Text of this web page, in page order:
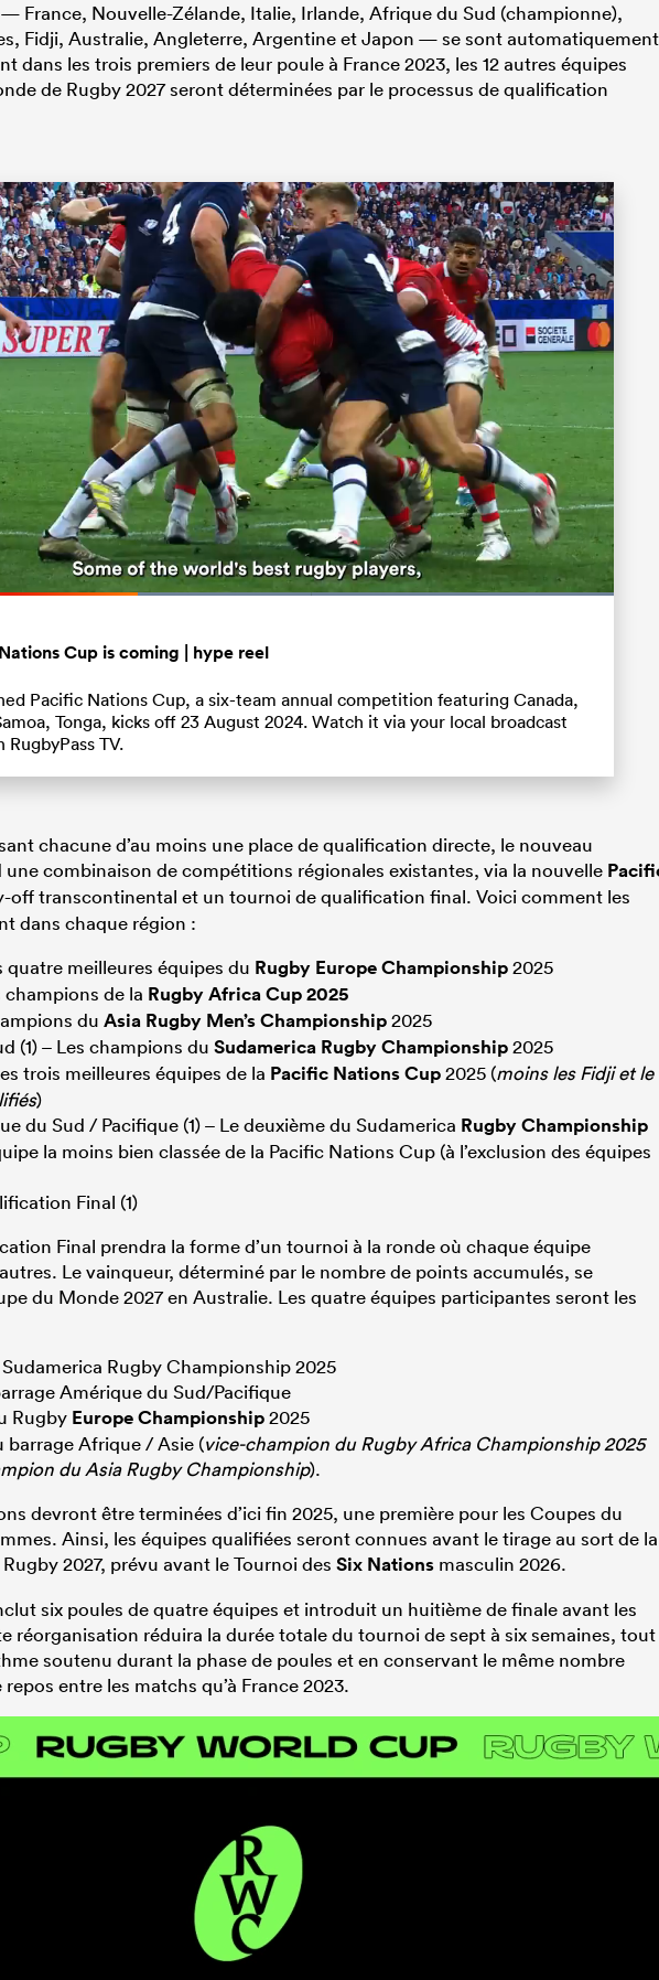
France, Nouvelle-Zélande, Italie, Irlande, Afrique du Sud (championne),
Fidji, Australie, Angleterre, Argentine et Japon — se sont automatiquement
dans les trois premiers de leur poule à France 2023, les 12 autres équipes
de Rugby 2027 seront déterminées par le processus de qualification
Loaded:
Cup is coming | hype reel
Pacific Nations Cup, a six-team annual competition featuring Canada,
Tonga, kicks off 23 August 2024. Watch it via your local broadcast
TV.
chacune d’au moins une place de qualification directe, le nouveau
combinaison de compétitions régionales existantes, via la nouvelle
off transcontinental et un tournoi de qualification final. Voici comment les
dans chaque région :
quatre meilleures équipes du Rugby Europe Championship2025
champions de la Rugby Africa Cup 2025
du Asia Rugby Men’s Championship2025
(1) – Les champions du Sudamerica Rugby Championship2025
trois meilleures équipes de la Pacific Nations Cup2025 (moins les Fidji et le
)
du Sud / Pacifique (1) – Le deuxième du Sudamerica Rugby Championship
la moins bien classée de la Pacific Nations Cup (à l’exclusion des équipes
Final (1)
Final prendra la forme d’un tournoi à la ronde où chaque équipe
Le vainqueur, déterminé par le nombre de points accumulés, se
du Monde 2027 en Australie. Les quatre équipes participantes seront les
Rugby Championship 2025
Amérique du Sud/Pacifique
Rugby Europe Championship2025
barrage Afrique / Asie (vice-champion du Rugby Africa Championship 2025
du Asia Rugby Championship).
devront être terminées d’ici fin 2025, une première pour les Coupes du
Ainsi, les équipes qualifiées seront connues avant le tirage au sort de la
2027, prévu avant le Tournoi des Six Nations masculin 2026.
six poules de quatre équipes et introduit un huitième de finale avant les
réorganisation réduira la durée totale du tournoi de sept à six semaines, tout
soutenu durant la phase de poules et en conservant le même nombre
entre les matchs qu’à France 2023.